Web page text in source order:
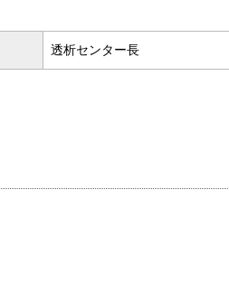
透析センター長